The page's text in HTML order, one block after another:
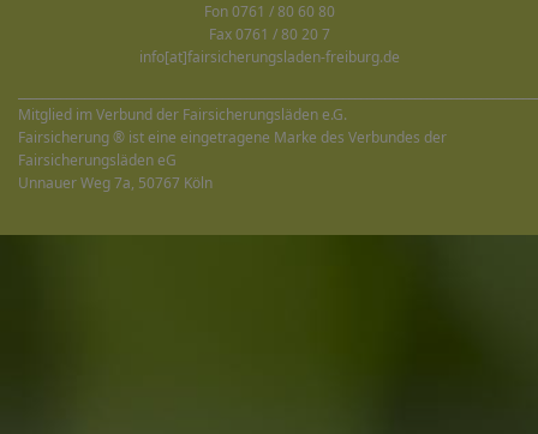
Fon 0761 / 80 60 80
Fax 0761 / 80 20 7
info[at]fairsicherungsladen-freiburg.de
Mitglied im Verbund der Fairsicherungsläden e.G.
Fairsicherung ® ist eine eingetragene Marke des Verbundes der
Fairsicherungsläden eG
Unnauer Weg 7a, 50767 Köln